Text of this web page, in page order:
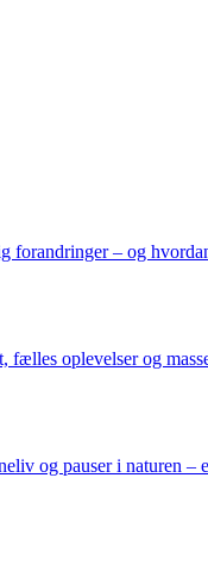
forandringer – og
fælles oplevelser og
og pauser i naturen –